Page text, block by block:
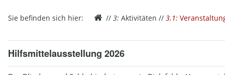
2.3
VORSTAND
Sie befinden sich hier: //3:Aktivitäten //3.1:
Hilfsmittelausstellung 2026